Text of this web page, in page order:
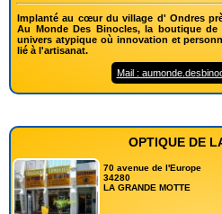
Implanté au cœur du village d' Ondres
Au Monde Des Binocles, la boutique
univers atypique où innovation et
lié à l'artisanat.
Mail :
OPTIQUE DE
70 avenue de l'Europe
34280
LA GRANDE MOTTE